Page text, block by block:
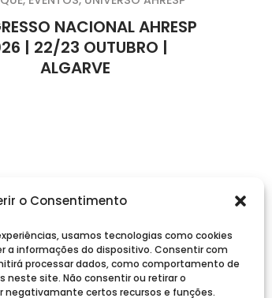
o Consentimento
usamos tecnologias como cookies
a informações do dispositivo. Consentir com
processar dados, como comportamento de
neste site. Não consentir ou retirar o
certos recursos e funções.
NACIONAL AHRESP
| 22/23 OUTUBRO |
ALGARVE